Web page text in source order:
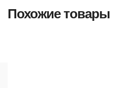
Похожие товары